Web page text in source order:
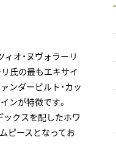
オ・ヌヴォラーリ
氏の最もエキサイ
ンダービルト・カッ
ンが特徴です。
ックスを配したホワ
ピースとなってお